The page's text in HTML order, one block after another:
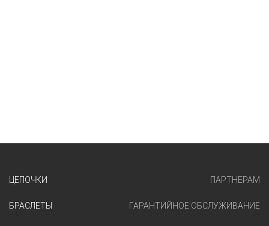
ЦЕПОЧКИ
БРАСЛЕТЫ
ПАРТНЕРАМ
ГАРАНТИЙНОЕ ОБСЛУЖИВАНИЕ